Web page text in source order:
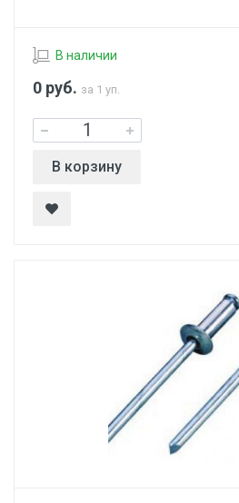
В наличии
0 руб. за 1 уп.
В корзину